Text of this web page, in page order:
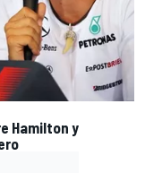
Hamilton y